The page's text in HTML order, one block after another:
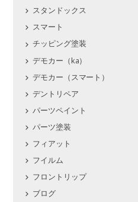
スタンドックス
スマート
チッピング塗装
デモカー（ka）
デモカー（スマート）
デントリペア
パーツペイント
パーツ塗装
フィアット
フイルム
フロントリップ
ブログ